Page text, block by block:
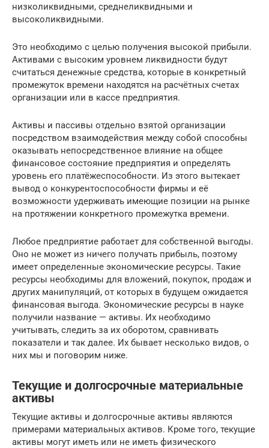
низколиквидными, среднеликвидными и
высоколиквидными.
Это необходимо с целью получения высокой прибыли.
Активами с высоким уровнем ликвидности будут
считаться денежные средства, которые в конкретный
промежуток времени находятся на расчётных счетах
организации или в кассе предприятия.
Активы и пассивы отдельно взятой организации
посредством взаимодействия между собой способны
оказывать непосредственное влияние на общее
финансовое состояние предприятия и определять
уровень его платёжеспособности. Из этого вытекает
вывод о конкурентоспособности фирмы и её
возможности удерживать имеющие позиции на рынке
на протяжении конкретного промежутка времени.
Любое предприятие работает для собственной выгоды.
Оно не может из ничего получать прибыль, поэтому
имеет определенные экономические ресурсы. Такие
ресурсы необходимы для вложений, покупок, продаж и
других манипуляций, от которых в будущем ожидается
финансовая выгода. Экономические ресурсы в науке
получили название — активы. Их необходимо
учитывать, следить за их оборотом, сравнивать
показатели и так далее. Их бывает несколько видов, о
них мы и поговорим ниже.
Текущие и долгосрочные материальные
активы
Текущие активы и долгосрочные активы являются
примерами материальных активов. Кроме того, текущие
активы могут иметь или не иметь физического